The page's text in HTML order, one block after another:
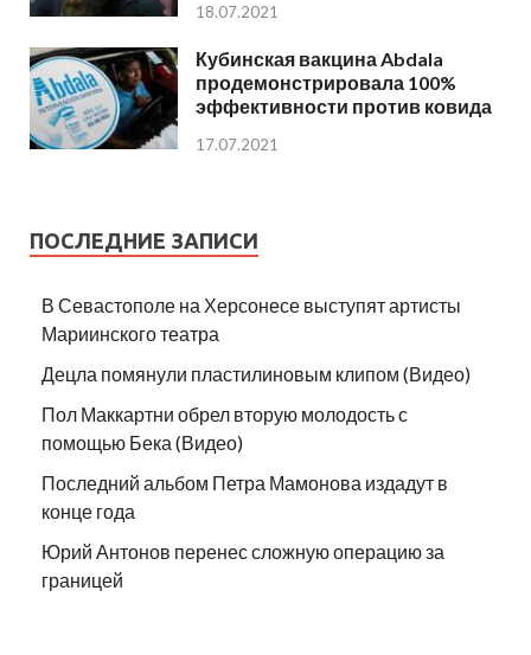
18.07.2021
Кубинская вакцина Abdala
продемонстрировала 100%
эффективности против ковида
17.07.2021
ПОСЛЕДНИЕ ЗАПИСИ
В Севастополе на Херсонесе выступят артисты
Мариинского театра
Децла помянули пластилиновым клипом (Видео)
Пол Маккартни обрел вторую молодость с
помощью Бека (Видео)
Последний альбом Петра Мамонова издадут в
конце года
Юрий Антонов перенес сложную операцию за
границей